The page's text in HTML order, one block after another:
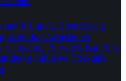
& Lunch, Abendessen,
kostenlos vorbestellen
Teatime, Skyview Bar, Sky-
inklusive Cocktails